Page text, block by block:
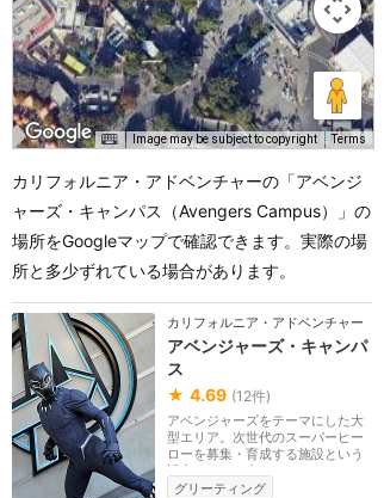
Image may be subject to copyright Terms
カリフォルニア・アドベンチャーの「アベンジ
ャーズ・キャンパス（Avengers Campus）」の
場所をGoogleマップで確認できます。実際の場
所と多少ずれている場合があります。
カリフォルニア・アドベンチャー
アベンジャーズ・キャンパ
ス
★ 4.69 (12件)
アベンジャーズをテーマにした大
型エリア。次世代のスーパーヒー
ローを募集・育成する施設という
設定。エリア内で...
グリーティング